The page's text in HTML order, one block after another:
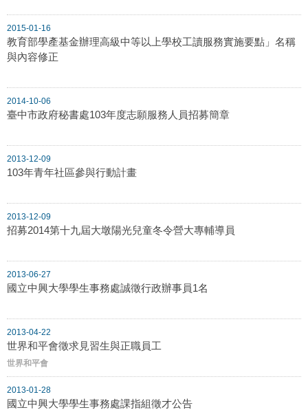
2015-01-16
教育部學產基金辦理高級中等以上學校工讀服務實施要點」名稱
與內容修正
2014-10-06
臺中市政府秘書處103年度志願服務人員招募簡章
2013-12-09
103年青年社區參與行動計畫
2013-12-09
招募2014第十九屆大墩陽光兒童冬令營大專輔導員
2013-06-27
國立中興大學學生事務處誠徵行政辦事員1名
2013-04-22
世界和平會徵求見習生與正職員工
世界和平會
2013-01-28
國立中興大學學生事務處課指組徵才公告